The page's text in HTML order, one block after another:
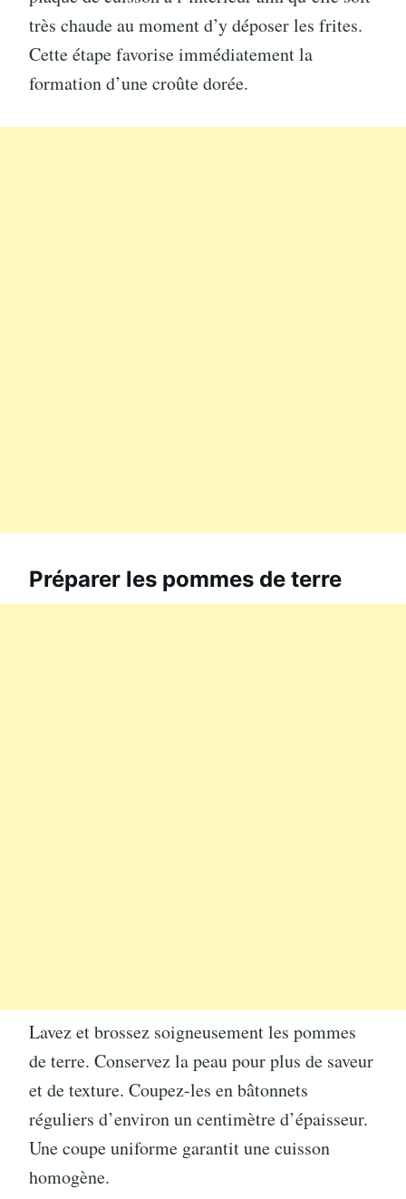
très chaude au moment d’y déposer les frites.
Cette étape favorise immédiatement la
formation d’une croûte dorée.
Préparer les pommes de terre
Lavez et brossez soigneusement les pommes
de terre. Conservez la peau pour plus de saveur
et de texture. Coupez-les en bâtonnets
réguliers d’environ un centimètre d’épaisseur.
Une coupe uniforme garantit une cuisson
homogène.